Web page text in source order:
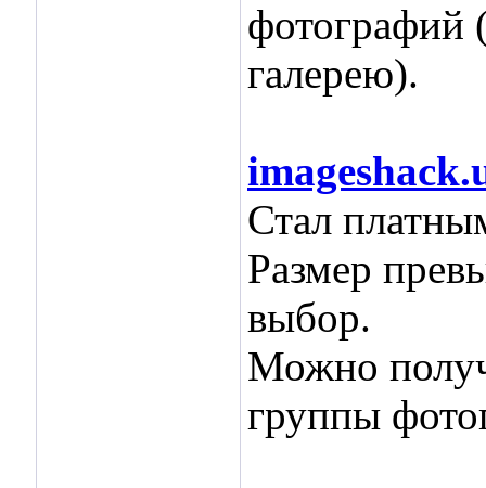
фотографий
галерею).
Стал
Размер
выбор.
Можно
группы